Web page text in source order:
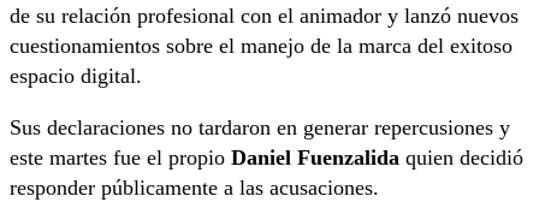
de su relación profesional con el animador y lanzó nuevos
cuestionamientos sobre el manejo de la marca del exitoso
espacio digital.
Sus declaraciones no tardaron en generar repercusiones y
este martes fue el propio Daniel Fuenzalida quien decidió
responder públicamente a las acusaciones.